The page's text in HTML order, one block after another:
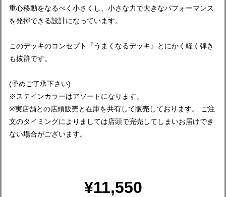
重心移動をなるべく小さくし、小さな力で大きなパフォーマンス
を発揮できる設計になっています。
このデッキのコンセプト『うまくなるデッキ』とにかく軽く弾き
も抜群です。
(予めご了承下さい)
※ステインカラーはアソートになります。
※実店舗との店頭販売と在庫を共有して販売しております。 ご注
文のタイミングによりましては店頭で完売してしまいお届けでき
ない場合がございます。
¥11,550